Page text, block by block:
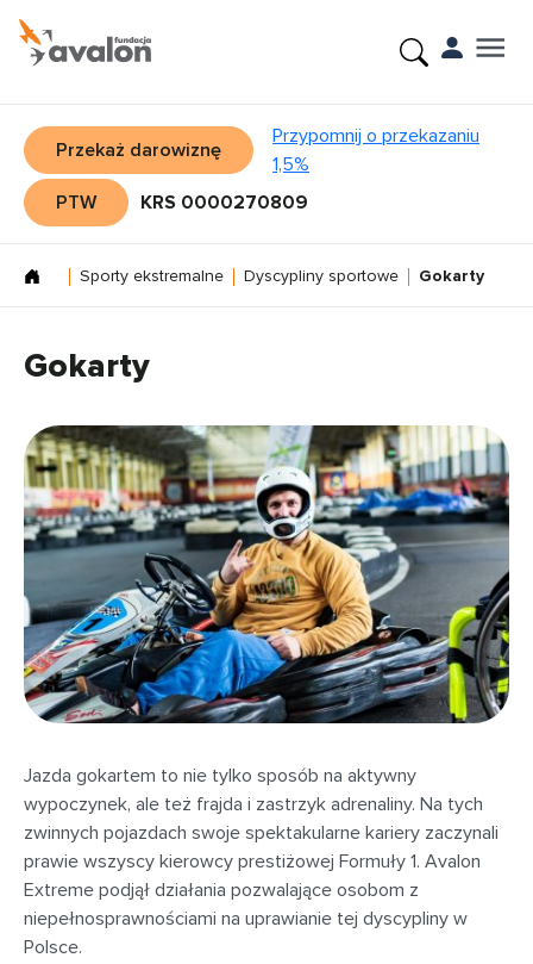
Przekaż darowiznę
Przypomnij o przekazaniu
1,5%
PTW
KRS 0000270809
Sporty ekstremalne Dyscypliny sportowe Gokarty
Gokarty
Jazda gokartem to nie tylko sposób na aktywny
wypoczynek, ale też frajda i zastrzyk adrenaliny. Na tych
zwinnych pojazdach swoje spektakularne kariery zaczynali
prawie wszyscy kierowcy prestiżowej Formuły 1. Avalon
Extreme podjął działania pozwalające osobom z
niepełnosprawnościami na uprawianie tej dyscypliny w
Polsce.